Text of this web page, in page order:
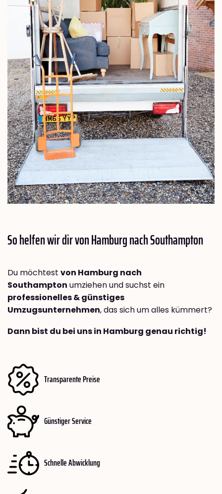
So helfen wir dir von Hamburg nachSouthampton
Du möchtest von Hamburg nach
Southampton umziehen und suchst ein
professionelles & günstiges
Umzugsunternehmen, das sich um alles kümmert?
Dann bist du bei uns in Hamburg genau richtig!
Transparente Preise
Günstiger Service
Schnelle Abwicklung